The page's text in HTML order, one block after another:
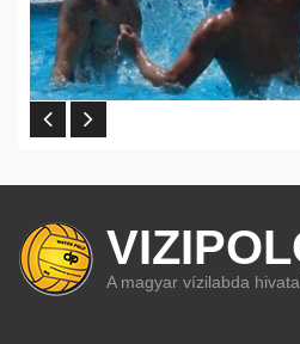
A magyar vízilabda